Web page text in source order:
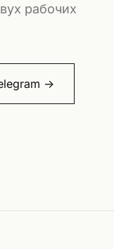
рабочих
→